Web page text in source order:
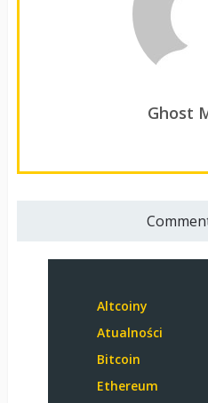
Ghost
Altcoiny
Atualności
Bitcoin
Ethereum